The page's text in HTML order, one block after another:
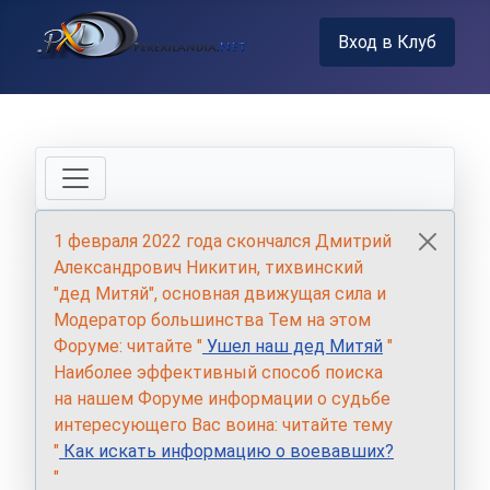
Вход в Клуб
1 февраля 2022 года скончался Дмитрий
Александрович Никитин, тихвинский
"дед Митяй", основная движущая сила и
Модератор большинства Тем на этом
Форуме: читайте " Ушел наш дед Митяй "
Наиболее эффективный способ поиска
на нашем Форуме информации о судьбе
интересующего Вас воина: читайте тему
" Как искать информацию о воевавших?
"